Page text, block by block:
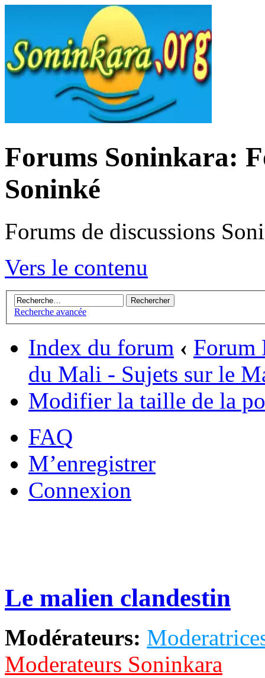
Forums Soninkara:
Soninké
Forums de discussions
Vers le contenu
Recherche avancée
Index du forum ‹ Forum
du Mali - Sujets sur le
Modifier la taille de la
FAQ
M’enregistrer
Connexion
Le malien clandestin
Modérateurs:
Moderateurs Soninkara